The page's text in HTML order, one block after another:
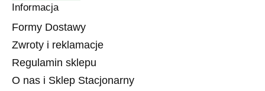
Informacja
Formy Dostawy
Zwroty i reklamacje
Regulamin sklepu
O nas i Sklep Stacjonarny